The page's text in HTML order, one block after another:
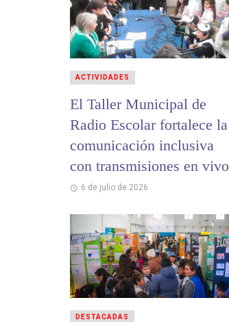
El Taller Municipal de
Radio Escolar fortalece la
comunicación inclusiva
con transmisiones en vivo
6 de julio de 2026
ACTIVIDADES
DESTACADAS